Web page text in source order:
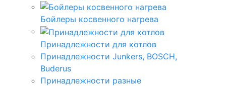
Бойлеры косвенного нагрева
Принадлежности для котлов
Принадлежности Junkers, BOSCH,
Buderus
Принадлежности разные